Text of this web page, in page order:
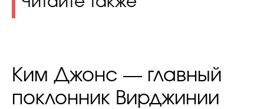
Ким Джонс — главный
поклонник Вирджинии